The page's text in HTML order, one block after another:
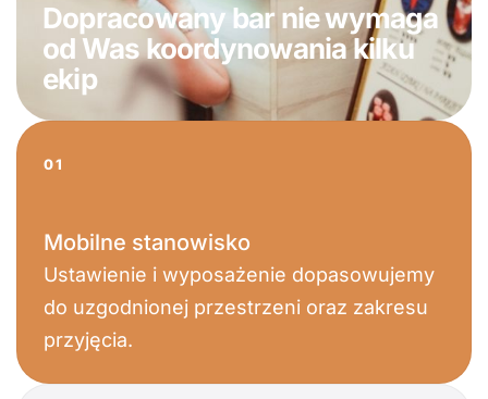
Dopracowany bar nie wymaga
od Was koordynowania kilku
ekip
01
Mobilne stanowisko
Ustawienie i wyposażenie dopasowujemy
do uzgodnionej przestrzeni oraz zakresu
przyjęcia.